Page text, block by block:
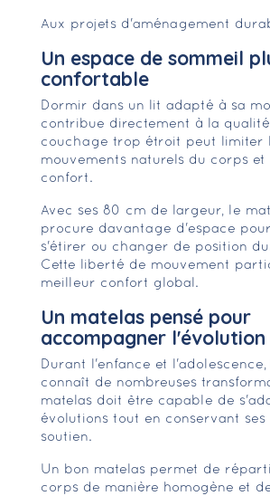
Aux projets d'aménagement
Un espace de sommeil
confortable
Dormir dans un lit adapté à sa
contribue directement à la
couchage trop étroit peut limiter
mouvements naturels du corps et
confort.
Avec ses 80 cm de largeur, le
procure davantage d'espace
s'étirer ou changer de position
Cette liberté de mouvement
meilleur confort global.
Un matelas pensé pour
accompagner
Durant l'enfance et
connaît de nombreuses
matelas doit être capable de
évolutions tout en conservant ses
soutien.
Un bon matelas permet de
corps de manière homogène et